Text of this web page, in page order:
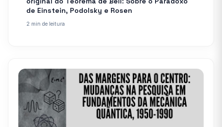
de Einstein, Podolsky e Rosen
2 min de leitura